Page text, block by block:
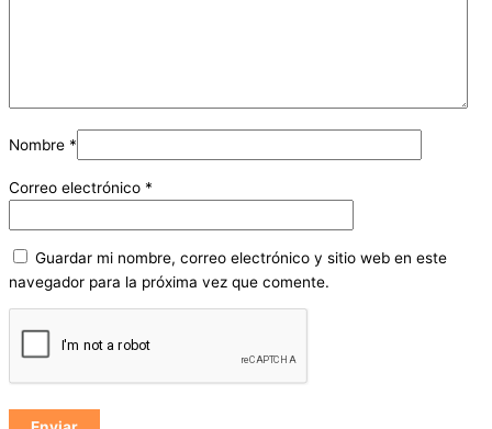
Nombre *
Correo electrónico *
Guardar mi nombre, correo electrónico y sitio web en este
navegador para la próxima vez que comente.